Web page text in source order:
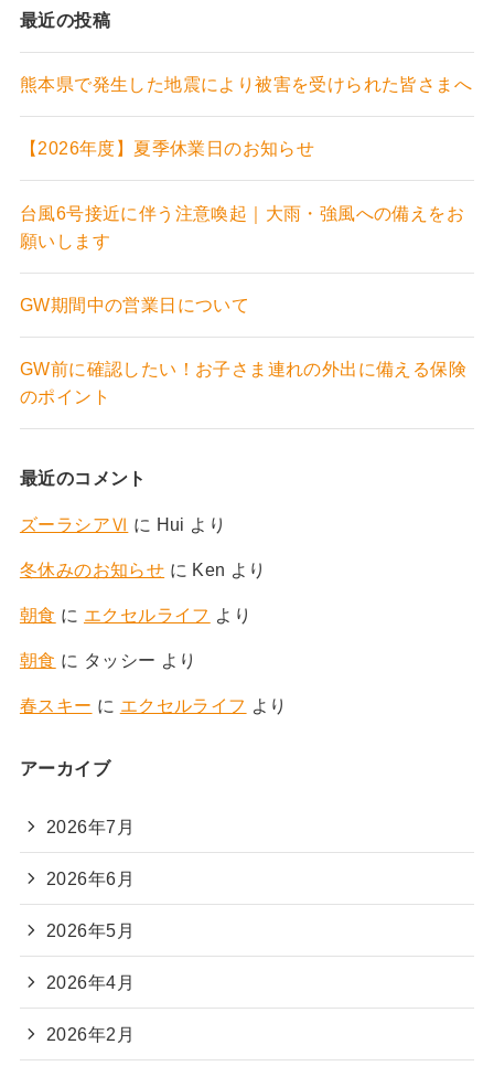
最近の投稿
熊本県で発生した地震により被害を受けられた皆さまへ
【2026年度】夏季休業日のお知らせ
台風6号接近に伴う注意喚起｜大雨・強風への備えをお
願いします
GW期間中の営業日について
GW前に確認したい！お子さま連れの外出に備える保険
のポイント
最近のコメント
ズーラシアⅥ に Hui より
冬休みのお知らせ に Ken より
朝食 に エクセルライフ より
朝食 に タッシー より
春スキー に エクセルライフ より
アーカイブ
2026年7月
2026年6月
2026年5月
2026年4月
2026年2月